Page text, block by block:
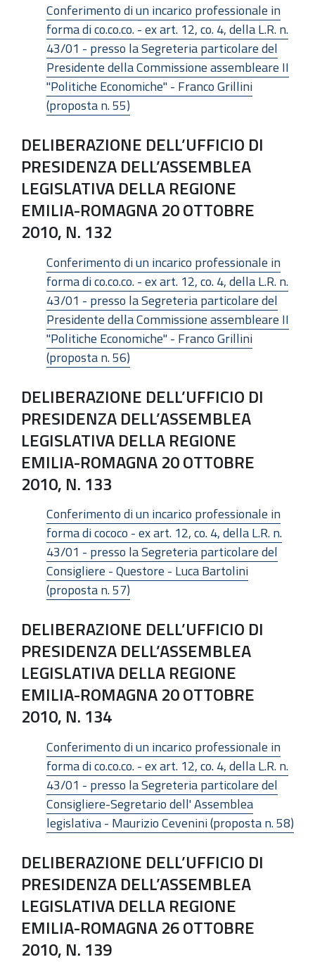
Conferimento di un incarico professionale in
forma di co.co.co. - ex art. 12, co. 4, della L.R. n.
43/01 - presso la Segreteria particolare del
Presidente della Commissione assembleare II
"Politiche Economiche" - Franco Grillini
(proposta n. 55)
DELIBERAZIONE DELL’UFFICIO DI
PRESIDENZA DELL’ASSEMBLEA
LEGISLATIVA DELLA REGIONE
EMILIA-ROMAGNA 20 OTTOBRE
2010, N. 132
Conferimento di un incarico professionale in
forma di co.co.co. - ex art. 12, co. 4, della L.R. n.
43/01 - presso la Segreteria particolare del
Presidente della Commissione assembleare II
"Politiche Economiche" - Franco Grillini
(proposta n. 56)
DELIBERAZIONE DELL’UFFICIO DI
PRESIDENZA DELL’ASSEMBLEA
LEGISLATIVA DELLA REGIONE
EMILIA-ROMAGNA 20 OTTOBRE
2010, N. 133
Conferimento di un incarico professionale in
forma di cococo - ex art. 12, co. 4, della L.R. n.
43/01 - presso la Segreteria particolare del
Consigliere - Questore - Luca Bartolini
(proposta n. 57)
DELIBERAZIONE DELL’UFFICIO DI
PRESIDENZA DELL’ASSEMBLEA
LEGISLATIVA DELLA REGIONE
EMILIA-ROMAGNA 20 OTTOBRE
2010, N. 134
Conferimento di un incarico professionale in
forma di co.co.co. - ex art. 12, co. 4, della L.R. n.
43/01 - presso la Segreteria particolare del
Consigliere-Segretario dell' Assemblea
legislativa - Maurizio Cevenini (proposta n. 58)
DELIBERAZIONE DELL’UFFICIO DI
PRESIDENZA DELL’ASSEMBLEA
LEGISLATIVA DELLA REGIONE
EMILIA-ROMAGNA 26 OTTOBRE
2010, N. 139